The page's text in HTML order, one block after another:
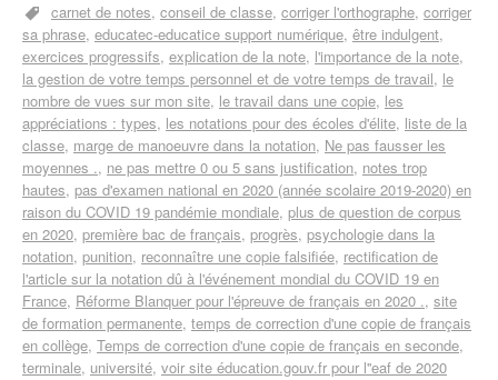
carnet de notes conseil de classe corriger l'orthographe corriger
sa phrase educatec-educatice support numérique être indulgent
exercices progressifs explication de la note l'importance de la note
la gestion de votre temps personnel et de votre temps de travail le
nombre de vues sur mon site le travail dans une copie les
appréciations : types les notations pour des écoles d'élite liste de la
classe marge de manoeuvre dans la notation Ne pas fausser les
moyennes . ne pas mettre 0 ou 5 sans justification notes trop
hautes pas d'examen national en 2020 (année scolaire 2019-2020) en
raison du COVID 19 pandémie mondiale plus de question de corpus
en 2020 première bac de français progrès psychologie dans la
notation punition reconnaître une copie falsifiée rectification de
l'article sur la notation dû à l'événement mondial du COVID 19 en
France Réforme Blanquer pour l'épreuve de français en 2020 . site
de formation permanente temps de correction d'une copie de français
en collège Temps de correction d'une copie de français en seconde
terminale université voir site éducation.gouv.fr pour l''eaf de 2020